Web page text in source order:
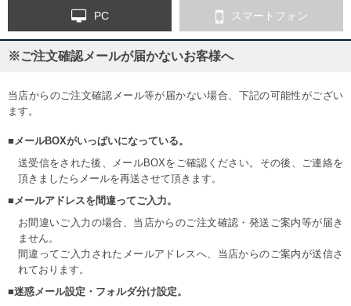
PC スマートフォン
※ご注文確認メールが届かないお客様へ
当店からのご注文確認メール等が届かない場合、下記の可能性がござい
ます。
■メールBOXがいっぱいになっている。
送受信をされた後、メールBOXをご確認ください。その後、ご連絡を
頂きましたらメールを再送させて頂きます。
■メールアドレスを間違ってご入力。
お間違いご入力の場合、当店からのご注文確認・発送ご案内等が届き
ません。
間違ってご入力されたメールアドレスへ、当店からのご案内が送信さ
れております。
■迷惑メール設定・フォルダ分け設定。